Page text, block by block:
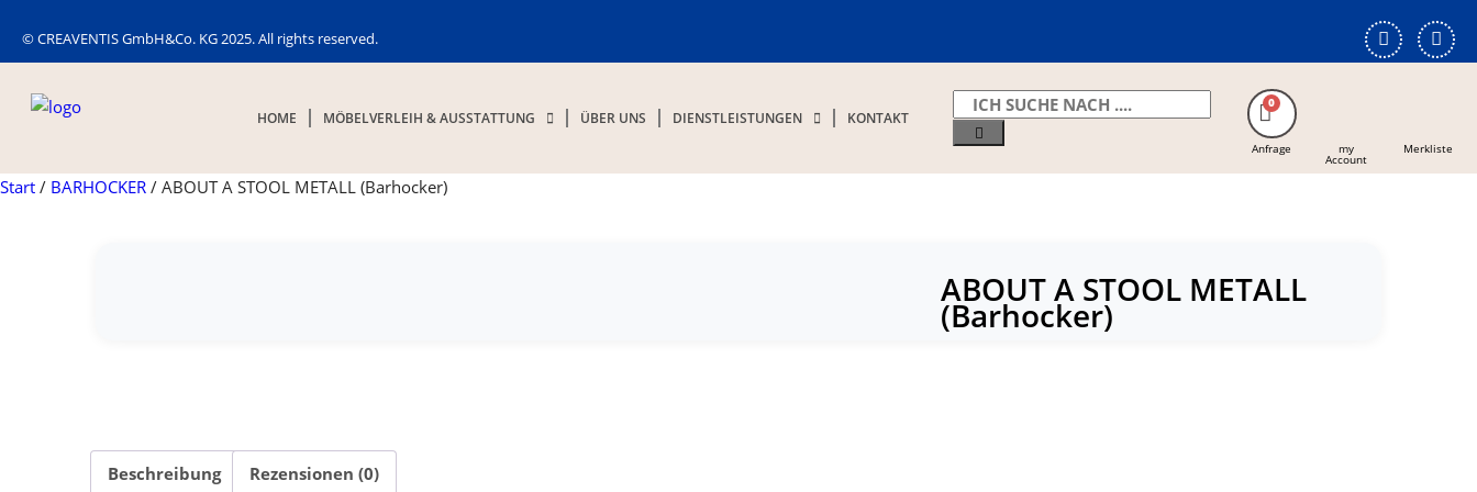
© CREAVENTIS GmbH&Co. KG 2025. All rights reserved.
HOME MÖBELVERLEIH & AUSSTATTUNG ÜBER UNS DIENSTLEISTUNGEN KONTAKT
Anfrage my
Account
Merkliste
Start / BARHOCKER / ABOUT A STOOL METALL (Barhocker)
ABOUT A STOOL METALL
(Barhocker)
Beschreibung Rezensionen (0)